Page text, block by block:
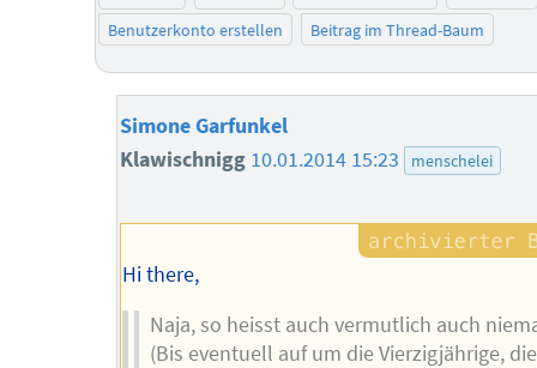
Benutzerkonto erstellen
Beitrag im Thread-Baum
Simone Garfunkel
Klawischnigg 10.01.2014 15:23 menschelei
Hi there,
Naja, so heisst auch vermutlich auch
(Bis eventuell auf um die Vierzigjährige,